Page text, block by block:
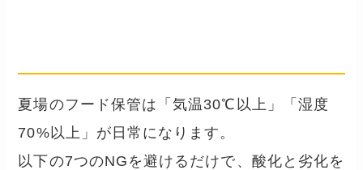
夏場のフード保管は「気温30℃以上」「湿度
70%以上」が日常になります。
以下の7つのNGを避けるだけで、酸化と劣化を